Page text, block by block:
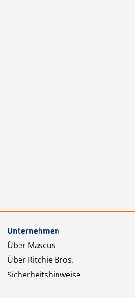
Unternehmen
Über Mascus
Über Ritchie Bros.
Sicherheitshinweise